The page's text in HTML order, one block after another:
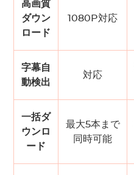
高画質
ダウン
ロード
1080P対応
字幕自
動検出
対応
一括ダ
ウンロ
ード
最大5本まで
同時可能